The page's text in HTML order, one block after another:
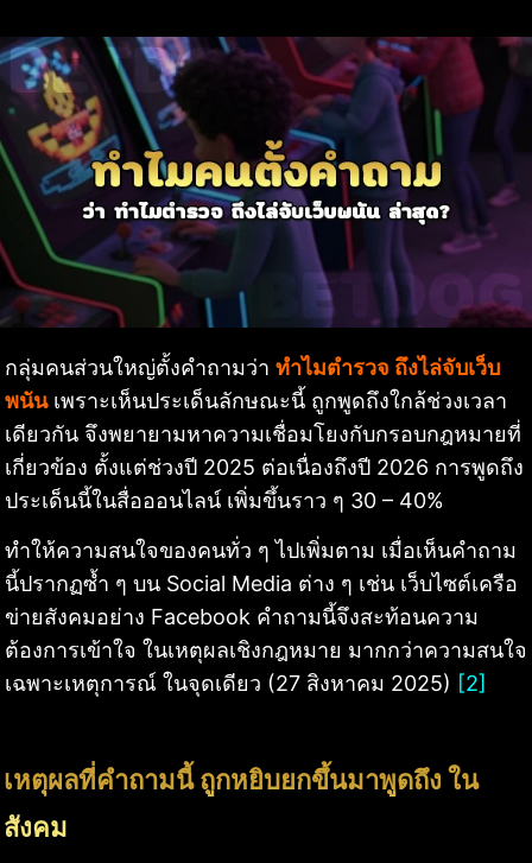
กลุ่มคนส่วนใหญ่ตั้งคำถามว่า ทำไมตำรวจ ถึงไล่จับเว็บ
พนันเพราะเห็นประเด็นลักษณะนี้ ถูกพูดถึงใกล้ช่วงเวลา
เดียวกัน จึงพยายามหาความเชื่อมโยงกับกรอบกฎหมายที่
เกี่ยวข้อง ตั้งแต่ช่วงปี 2025 ต่อเนื่องถึงปี 2026 การพูดถึง
ประเด็นนี้ในสื่อออนไลน์ เพิ่มขึ้นราว ๆ 30 – 40%
ทำให้ความสนใจของคนทั่ว ๆ ไปเพิ่มตาม เมื่อเห็นคำถาม
นี้ปรากฏซ้ำ ๆ บน Social Media ต่าง ๆ เช่น เว็บไซต์เครือ
ข่ายสังคมอย่าง Facebook คำถามนี้จึงสะท้อนความ
ต้องการเข้าใจ ในเหตุผลเชิงกฎหมาย มากกว่าความสนใจ
เฉพาะเหตุการณ์ ในจุดเดียว (27 สิงหาคม 2025) [2]
เหตุผลที่คำถามนี้ ถูกหยิบยกขึ้นมาพูดถึง ใน
สังคม